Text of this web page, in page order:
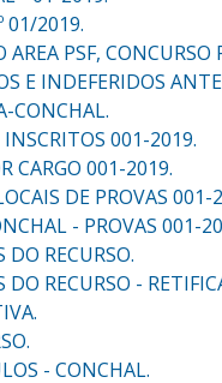
01/2019.
PSF, CONCURSO
E INDEFERIDOS
CONCHAL.
001-2019.
CARGO 001-2019.
DE PROVAS 001-
- PROVAS 001-
RECURSO.
RECURSO -
- CONCHAL.